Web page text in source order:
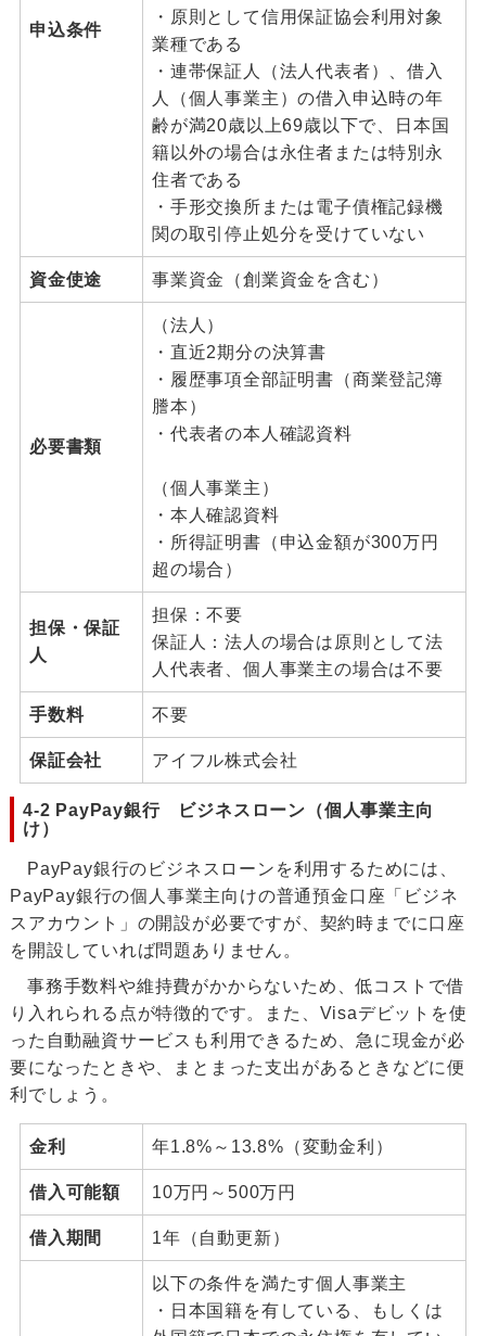
申込条件
・原則として信用保証協会利用対象
業種である
・連帯保証人（法人代表者）、借入
人（個人事業主）の借入申込時の年
齢が満20歳以上69歳以下で、日本国
籍以外の場合は永住者または特別永
住者である
・手形交換所または電子債権記録機
関の取引停止処分を受けていない
資金使途 事業資金（創業資金を含む）
必要書類
（法人）
・直近2期分の決算書
・履歴事項全部証明書（商業登記簿
謄本）
・代表者の本人確認資料
（個人事業主）
・本人確認資料
・所得証明書（申込金額が300万円
超の場合）
担保・保証
人
担保：不要
保証人：法人の場合は原則として法
人代表者、個人事業主の場合は不要
手数料 不要
保証会社 アイフル株式会社
4-2 PayPay銀行 ビジネスローン（個人事業主向
け）
PayPay銀行のビジネスローンを利用するためには、
PayPay銀行の個人事業主向けの普通預金口座「ビジネ
スアカウント」の開設が必要ですが、契約時までに口座
を開設していれば問題ありません。
事務手数料や維持費がかからないため、低コストで借
り入れられる点が特徴的です。また、Visaデビットを使
った自動融資サービスも利用できるため、急に現金が必
要になったときや、まとまった支出があるときなどに便
利でしょう。
金利 年1.8%～13.8%（変動金利）
借入可能額 10万円～500万円
借入期間 1年（自動更新）
以下の条件を満たす個人事業主
・日本国籍を有している、もしくは